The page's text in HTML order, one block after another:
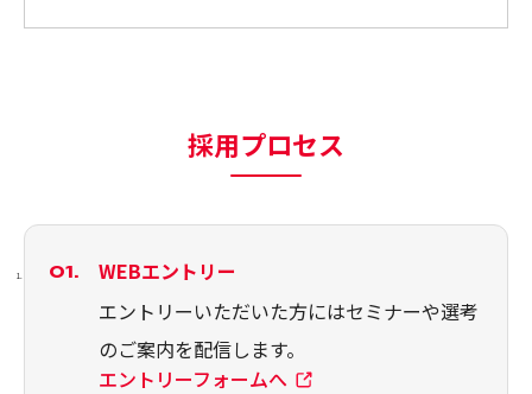
採用プロセス
WEBエントリー
エントリーいただいた方にはセミナーや選考
のご案内を配信します。
エントリーフォームへ